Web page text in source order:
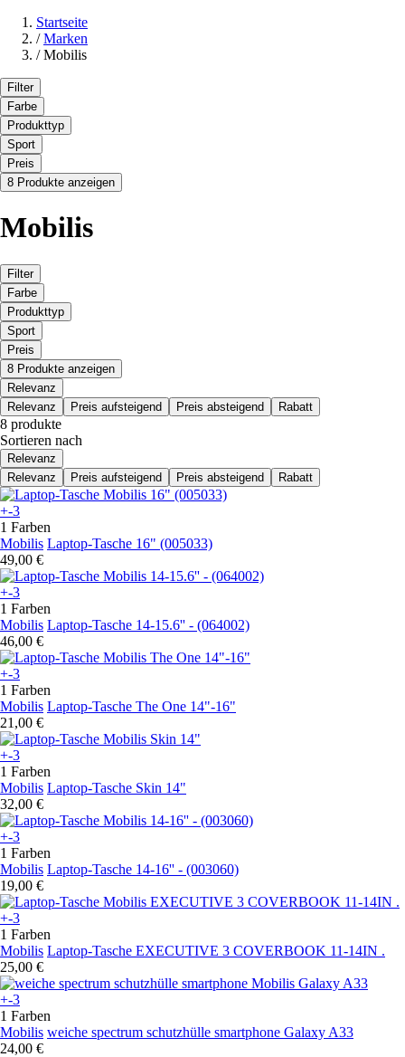
Startseite
/ Marken
/ Mobilis
Filter
Farbe
Produkttyp
Sport
Preis
8 Produkte anzeigen
Mobilis
Filter
Farbe
Produkttyp
Sport
Preis
8 Produkte anzeigen
Relevanz
Relevanz
Preis aufsteigend Preis absteigend Rabatt
8 produkte
Sortieren nach
Relevanz
Relevanz
Preis aufsteigend Preis absteigend Rabatt
+-3
1 Farben
Mobilis Laptop-Tasche 16" (005033)
49,00 €
+-3
1 Farben
Mobilis Laptop-Tasche 14-15.6'' - (064002)
46,00 €
+-3
1 Farben
Mobilis Laptop-Tasche The One 14"-16"
21,00 €
+-3
1 Farben
Mobilis Laptop-Tasche Skin 14"
32,00 €
+-3
1 Farben
Mobilis Laptop-Tasche 14-16'' - (003060)
19,00 €
+-3
1 Farben
Mobilis Laptop-Tasche EXECUTIVE 3 COVERBOOK 11-14IN .
25,00 €
+-3
1 Farben
Mobilis weiche spectrum schutzhülle smartphone Galaxy A33
24,00 €